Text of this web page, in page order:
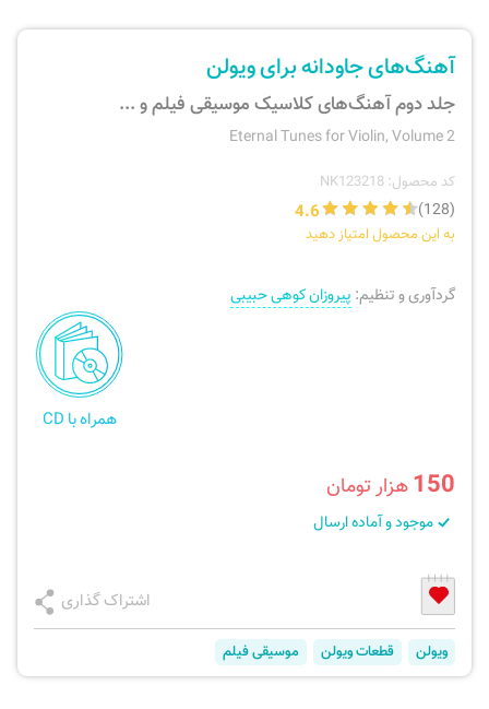
نی، فلوت، سازهای بادی
ارسال سفارش
آهنگ‌های جاودانه برای ویولن
جلد دوم آهنگ‌های کلاسیک موسیقی فیلم و ...
Eternal Tunes for Violin, Volume 2
کد محصول: NK123218
(128)
4.6
به این محصول امتیاز دهید
گردآوری و تنظیم: پیروزان کوهی حبیبی
همراه با CD
150هزار تومان
موجود و آماده ارسال
اشتراک گذاری
ویولن قطعات ویولن موسیقی فیلم